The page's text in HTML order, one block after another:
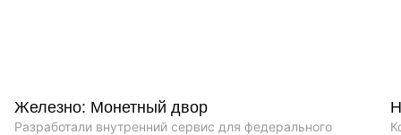
Железно: Монетный двор
Разработали внутренний сервис для федерального